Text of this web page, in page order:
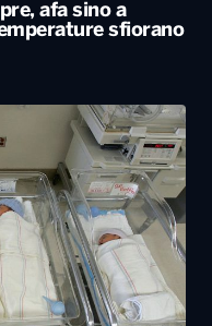
afa sino a
sfiorano